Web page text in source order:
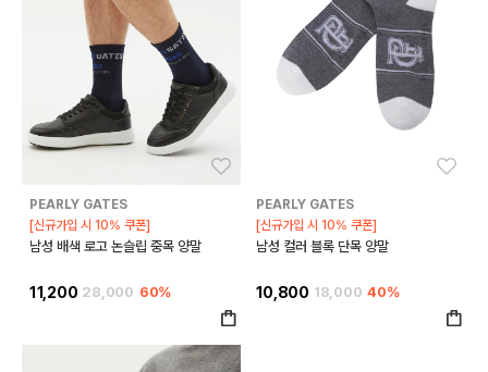
PEARLY GATES
[신규가입 시 10% 쿠폰]
남성 배색 로고 논슬립 중목 양말
11,200 28,000 60%
PEARLY GATES
[신규가입 시 10% 쿠폰]
남성 컬러 블록 단목 양말
10,800 18,000 40%